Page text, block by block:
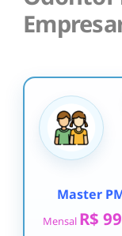
Master
Mensal R$